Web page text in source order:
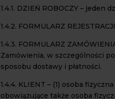
1.4.1. DZIEŃ ROBOCZY –
1.4.2. FORMULARZ
1.4.3. FORMULARZ
Zamówienia, w szczególności
sposobu dostawy i płatności.
1.4.4. KLIENT – (1) osoba
obowiązujące także osoba